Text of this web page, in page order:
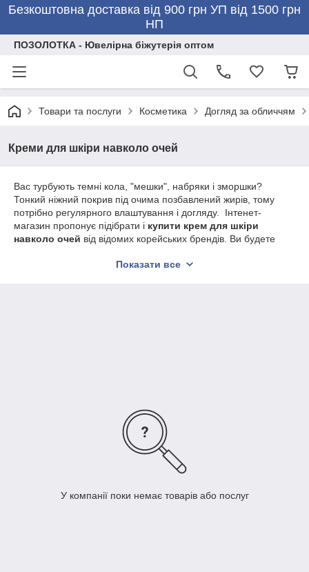
Безкоштовна доставка від 900 грн УП від 1500 грн
НП
ПОЗОЛОТКА - Ювелірна біжутерія оптом
Товари та послуги Косметика Догляд за обличчям
Креми для шкіри навколо очей
Вас турбують темні кола, "мешки", набряки і зморшки?
Тонкий ніжний покрив під очима позбавлений жирів, тому
потрібно регулярного влаштування і догляду. Інтенет-
магазин пропонує підібрати і купити крем для шкіри
навколо очей від відомих корейських брендів. Ви будете
Показати все
У компанії поки немає товарів або послуг